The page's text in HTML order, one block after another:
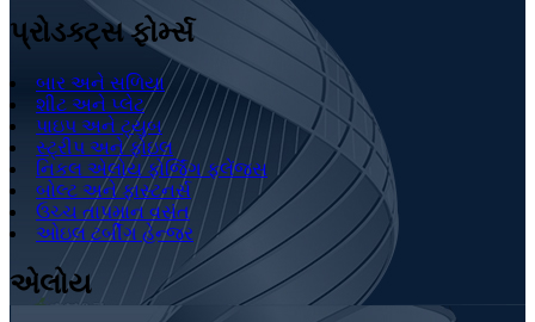
પ્રોડક્ટ્સ ફોર્મ્સ
બાર અને સળિયા
શીટ અને પ્લેટ
પાઇપ અને ટ્યુબ
સ્ટ્રીપ અને ફોઇલ
નિકલ એલોય ફોર્જિંગ ફ્લેંજ્સ
બોલ્ટ અને ફાસ્ટનર્સ
ઉચ્ચ તાપમાન વસંત
ઓઇલ ટર્બીંગ હેન્જર
એલોય